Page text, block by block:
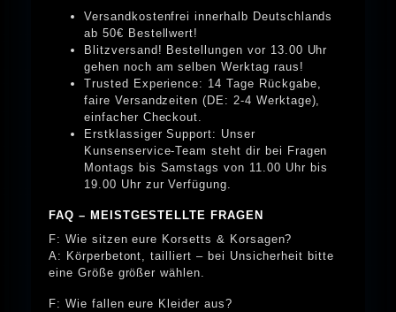
Versandkostenfrei innerhalb Deutschlands
ab 50€ Bestellwert!
Blitzversand! Bestellungen vor 13.00 Uhr
gehen noch am selben Werktag raus!
Trusted Experience: 14 Tage Rückgabe,
faire Versandzeiten (DE: 2-4 Werktage),
einfacher Checkout.
Erstklassiger Support: Unser
Kunsenservice-Team steht dir bei Fragen
Montags bis Samstags von 11.00 Uhr bis
19.00 Uhr zur Verfügung.
FAQ – MEISTGESTELLTE FRAGEN
F: Wie sitzen eure Korsetts & Korsagen?
A: Körperbetont, tailliert – bei Unsicherheit bitte
eine Größe größer wählen.
F: Wie fallen eure Kleider aus?